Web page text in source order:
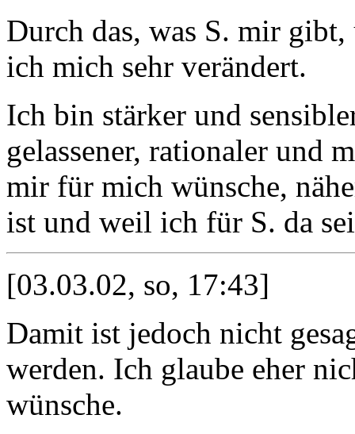
Durch das, was S. mir
ich mich sehr verändert.
Ich bin stärker und
gelassener, rationaler und
mir für mich wünsche,
ist und weil ich für S. da
[03.03.02, so, 17:43]
Damit ist jedoch nicht
werden. Ich glaube eher
wünsche.